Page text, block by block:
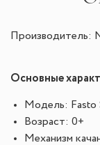
Производитель:
Основные
Модель: Fasto
Возраст: 0+
Механизм